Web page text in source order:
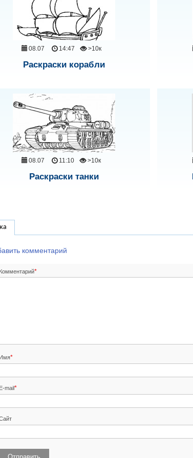
08.07 14:47 >10к
Раскраски корабли
08.07 11:10 >10к
Раскраски танки
комментарий
*
*
mail*